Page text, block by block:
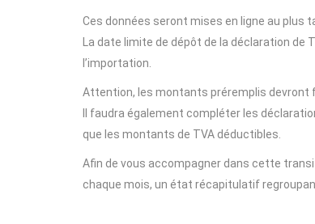
Ces données seront mises en ligne au plus
La date limite de dépôt de la déclaration
l’importation.
Attention, les montants préremplis devront
Il faudra également compléter les
que les montants de TVA déductibles.
Afin de vous accompagner dans cette
chaque mois, un état récapitulatif